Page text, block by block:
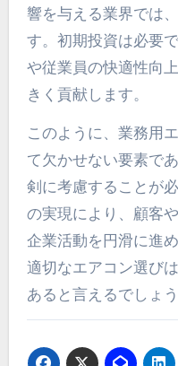
響を与える業界では
す。初期投資は必要
や従業員の快適性向
きく貢献します。
このように、業務用
て欠かせない要素で
剣に考慮することが
の実現により、顧客
企業活動を円滑に進
適切なエアコン選び
あると言えるでしょう